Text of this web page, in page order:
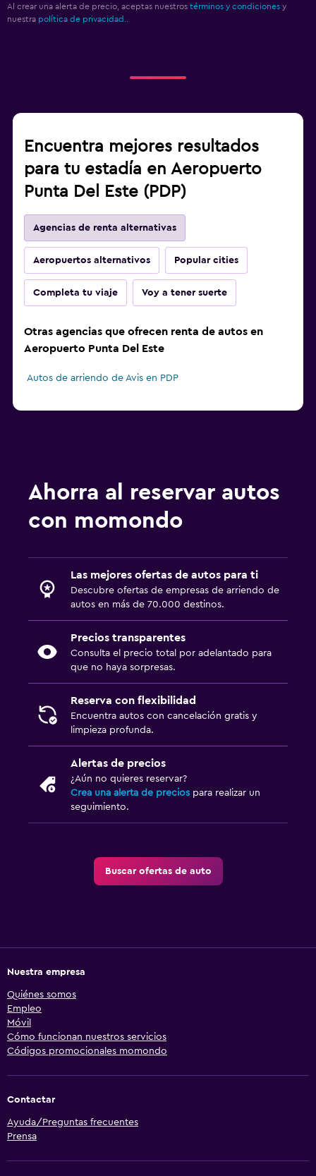
Al crear una alerta de precio, aceptas nuestros términos y condiciones y
nuestra política de privacidad..
Encuentra mejores resultados
para tu estadía en Aeropuerto
Punta Del Este (PDP)
Agencias de renta alternativas
Aeropuertos alternativos Popular cities
Completa tu viaje Voy a tener suerte
Otras agencias que ofrecen renta de autos en
Aeropuerto Punta Del Este
Autos de arriendo de Avis en PDP
Ahorra al reservar autos
con momondo
Las mejores ofertas de autos para ti
Descubre ofertas de empresas de arriendo de
autos en más de 70.000 destinos.
Precios transparentes
Consulta el precio total por adelantado para
que no haya sorpresas.
Reserva con flexibilidad
Encuentra autos con cancelación gratis y
limpieza profunda.
Alertas de precios
¿Aún no quieres reservar?
Crea una alerta de precios para realizar un
seguimiento.
Buscar ofertas de auto
Nuestra empresa
Quiénes somos
Empleo
Móvil
Cómo funcionan nuestros servicios
Códigos promocionales momondo
Contactar
Ayuda/Preguntas frecuentes
Prensa